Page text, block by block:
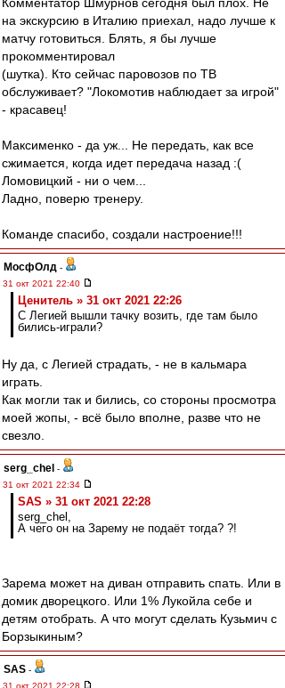
на экскурсию в Италию приехал, надо лучше к
матчу готовиться. Блять, я бы лучше
прокомментировал
(шутка). Кто сейчас паровозов по ТВ
обслуживает? "Локомотив наблюдает за игрой"
- красавец!
Максименко - да уж... Не передать, как все
сжимается, когда идет передача назад :(
Ломовицкий - ни о чем...
Ладно, поверю тренеру.
Команде спасибо, создали настроение!!!
МосфОлд -
31 окт 2021 22:40
Ценитель » 31 окт 2021 22:26
С Легией вышли тачку возить, где там было
бились-играли?
Ну да, с Легией страдать, - не в кальмара
играть.
Как могли так и бились, со стороны просмотра
моей жопы, - всё было вполне, разве что не
свезло.
serg_chel -
31 окт 2021 22:34
SAS » 31 окт 2021 22:28
serg_chel,
А чего он на Зарему не подаёт тогда? ?!
Зарема может на диван отправить спать. Или в
домик дворецкого. Или 1% Лукойла себе и
детям отобрать. А что могут сделать Кузьмич с
Борзыкиным?
SAS -
31 окт 2021 22:28